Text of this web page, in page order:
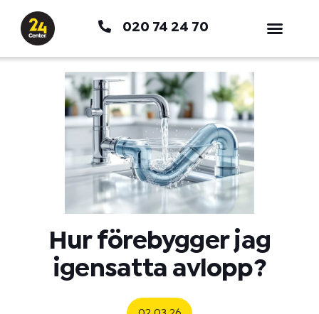
innehåll
020 74 24 70
Hur förebygger jag
igensatta avlopp?